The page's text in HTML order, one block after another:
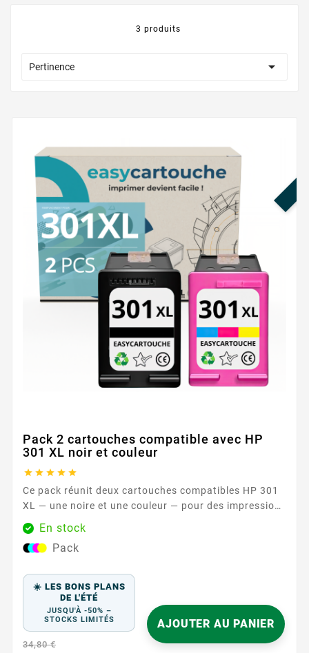
3 produits
Pertinence 
Pack 2 cartouches compatible avec HP
301 XL noir et couleur
    
Ce pack réunit deux cartouches compatibles HP 301
XL — une noire et une couleur — pour des impressions
sereines au quotidien. Conçues pour fonctionner
avec les imprimantes HP acceptant les références HP
301 / HP 301 XL , elles offrent une solution simple et
supports...
En stock
Pack
☀️ LES BONS PLANS
DE L'ÉTÉ
JUSQU'À -50% –
STOCKS LIMITÉS
34,80 €
AJOUTER AU PANIER